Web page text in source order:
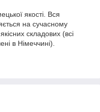
якості. Вся
на сучасному
складових (всі
в Німеччині).